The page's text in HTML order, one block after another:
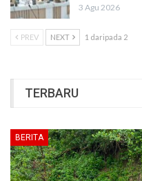
3 Agu 2026
PREV NEXT 1 daripada 2
TERBARU
BERITA